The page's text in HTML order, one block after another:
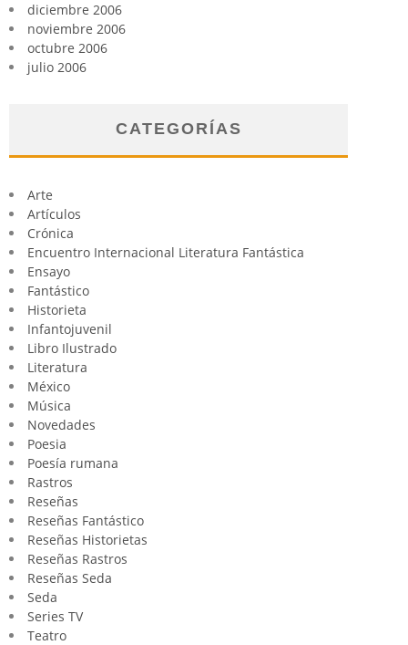
diciembre 2006
noviembre 2006
octubre 2006
julio 2006
CATEGORÍAS
Arte
Artículos
Crónica
Encuentro Internacional Literatura Fantástica
Ensayo
Fantástico
Historieta
Infantojuvenil
Libro Ilustrado
Literatura
México
Música
Novedades
Poesia
Poesía rumana
Rastros
Reseñas
Reseñas Fantástico
Reseñas Historietas
Reseñas Rastros
Reseñas Seda
Seda
Series TV
Teatro